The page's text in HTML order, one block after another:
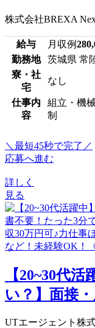
株式会社BREXA
給与 月収例
勤務地
茨城県 常
寮・社
宅
なし
仕事内
容
組立・機
制
＼最短45秒で完了／
応募へ進む
詳しく
見る
【20~30代
い？】面接
UTエージェント株